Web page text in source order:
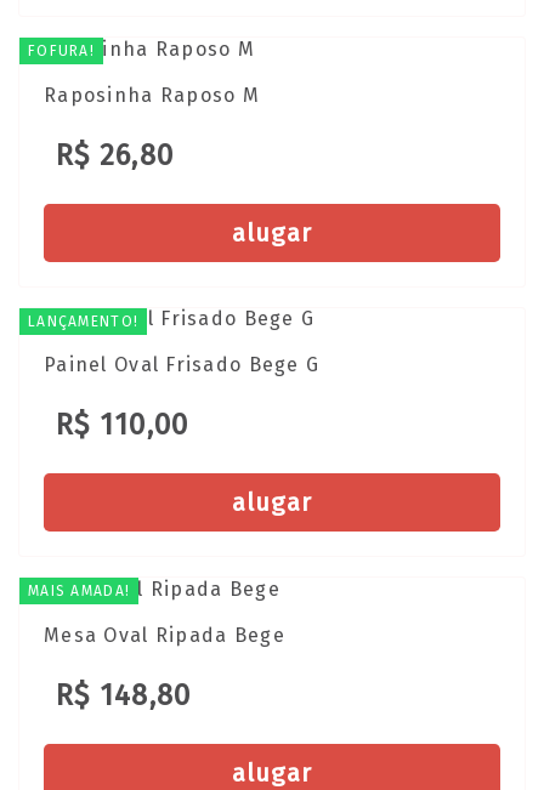
FOFURA!
Raposinha Raposo M
R$ 26,80
alugar
LANÇAMENTO!
Painel Oval Frisado Bege G
R$ 110,00
alugar
MAIS AMADA!
Mesa Oval Ripada Bege
R$ 148,80
alugar